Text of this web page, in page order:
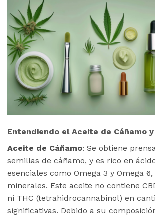
Entendiendo el Aceite de Cáñamo y
Aceite de Cáñamo: Se obtiene
semillas de cáñamo, y es rico en
esenciales como Omega 3 y Omega
minerales. Este aceite no contiene
ni THC (tetrahidrocannabinol) en
significativas. Debido a su